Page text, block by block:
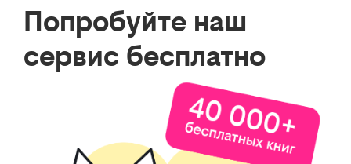
Попробуйте наш
сервис бесплатно